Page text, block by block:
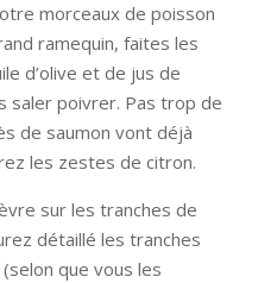
morceaux de poisson
ramequin, faites les
d’olive et de jus de
saler poivrer. Pas trop de
de saumon vont déjà
les zestes de citron.
sur les tranches de
détaillé les tranches
que vous les